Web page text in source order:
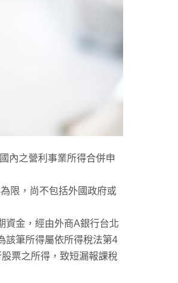
內之營利事業所得合併申
限，尚不包括外國政府或
資金，經由外商A銀行台北
該筆所得屬依所得稅法第4
票之所得，致短漏報課稅